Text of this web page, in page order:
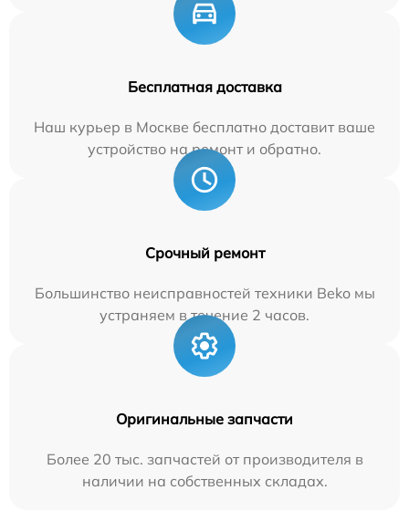
Бесплатная доставка
Наш курьер в Москве бесплатно доставит ваше
устройство на ремонт и обратно.
Срочный ремонт
Большинство неисправностей техники Beko мы
устраняем в течение 2 часов.
Оригинальные запчасти
Более 20 тыс. запчастей от производителя в
наличии на собственных складах.